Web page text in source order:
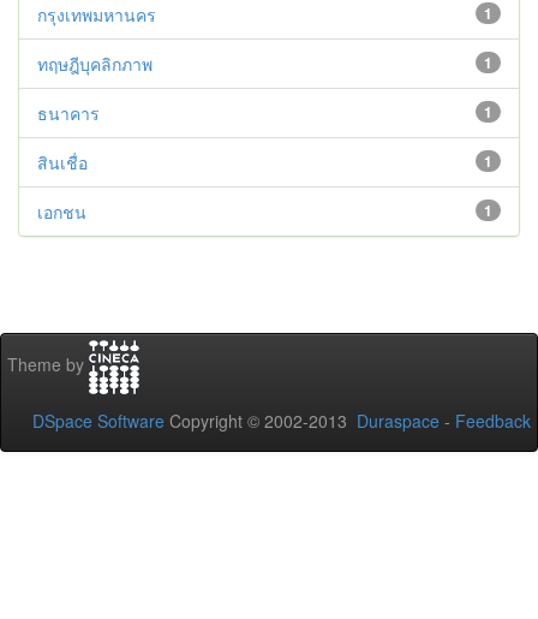
1
กรุงเทพมหานคร
1
ทฤษฎีบุคลิกภาพ
1
ธนาคาร
1
สินเชื่อ
1
เอกชน
Theme by
DSpace Software Copyright © 2002-2013 Duraspace - Feedback